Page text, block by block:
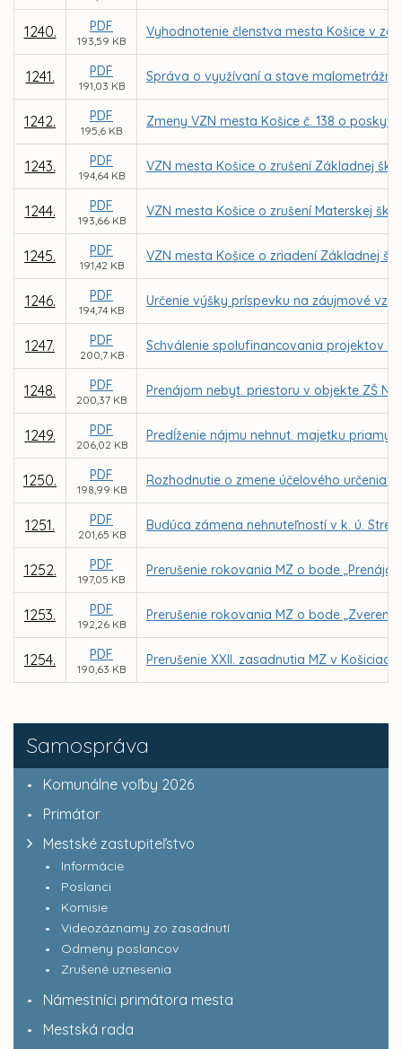
Samospráva
Komunálne voľby 2026
Primátor
Mestské zastupiteľstvo
Informácie
Poslanci
Komisie
Videozáznamy zo zasadnutí
Odmeny poslancov
Zrušené uznesenia
Námestníci primátora mesta
Mestská rada
1240. PDF
193,59 KB
Vyhodnotenie členstva mesta Košice v
1241. PDF
191,03 KB
Správa o využívaní a stave
1242. PDF
195,6 KB
Zmeny VZN mesta Košice č. 138 o
1243. PDF
194,64 KB
VZN mesta Košice o zrušení Základnej
1244. PDF
193,66 KB
VZN mesta Košice o zrušení Materskej
1245. PDF
191,42 KB
VZN mesta Košice o zriadení Základnej
1246. PDF
194,74 KB
Určenie výšky príspevku na záujmové
1247. PDF
200,7 KB
Schválenie spolufinancovania projektov
1248. PDF
200,37 KB
Prenájom nebyt. priestoru v objekte ZŠ
1249. PDF
206,02 KB
Predĺženie nájmu nehnut. majetku
1250. PDF
198,99 KB
Rozhodnutie o zmene účelového určenia
1251. PDF
201,65 KB
Budúca zámena nehnuteľností v k. ú.
1252. PDF
197,05 KB
Prerušenie rokovania MZ o bode
1253. PDF
192,26 KB
Prerušenie rokovania MZ o bode
1254. PDF
190,63 KB
Prerušenie XXII. zasadnutia MZ v Košiciach